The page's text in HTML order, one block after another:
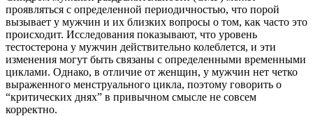
проявляться с определенной периодичностью, что порой
вызывает у мужчин и их близких вопросы о том, как часто это
происходит. Исследования показывают, что уровень
тестостерона у мужчин действительно колеблется, и эти
изменения могут быть связаны с определенными временными
циклами. Однако, в отличие от женщин, у мужчин нет четко
выраженного менструального цикла, поэтому говорить о
“критических днях” в привычном смысле не совсем
корректно.